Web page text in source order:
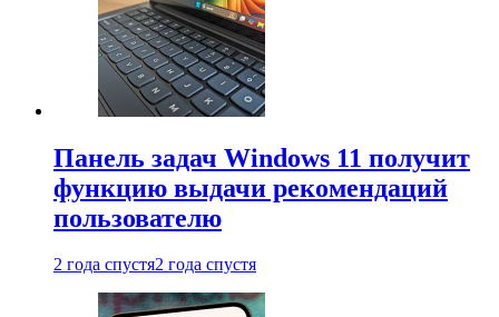
Панель задач Windows 11 получит
функцию выдачи рекомендаций
пользователю
2 года спустя2 года спустя